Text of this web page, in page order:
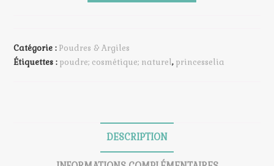
Blanche
Catégorie : Poudres & Argiles
Étiquettes : poudre; cosmétique; naturel, princesselia
DESCRIPTION